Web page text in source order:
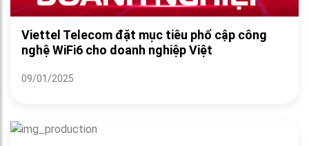
Viettel Telecom đặt mục tiêu phổ cập công
nghệ WiFi6 cho doanh nghiệp Việt
09/01/2025